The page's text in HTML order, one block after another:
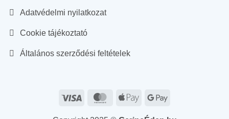
Adatvédelmi nyilatkozat
Cookie tájékoztató
Általános szerződési feltételek
Visa MasterCard
Apple
Google